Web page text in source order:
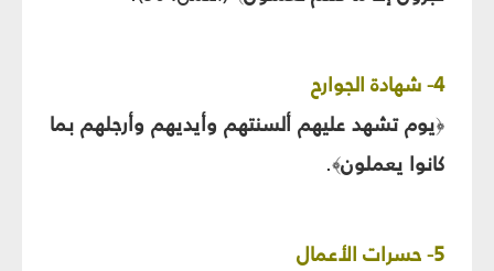
4- شهادة الجوارح
﴿يوم تشهد عليهم ألسنتهم وأيديهم وأرجلهم بما
كانوا يعملون﴾.
5- حسرات الأعمال